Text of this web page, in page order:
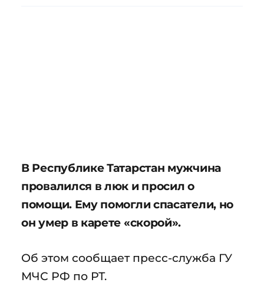
В Республике Татарстан мужчина
провалился в люк и просил о
помощи. Ему помогли спасатели, но
он умер в карете «скорой».
Об этом сообщает пресс-служба ГУ
МЧС РФ по РТ.